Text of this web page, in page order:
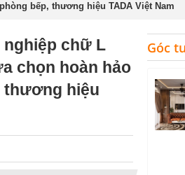
bếp, thương hiệu TADA Việt Nam
nghiệp chữ L
chọn hoàn hảo
thương hiệu
Góc